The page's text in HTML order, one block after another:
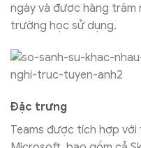
ngày và được hàng trăm
trường học sử dụng.
Đặc trưng
Teams được tích hợp